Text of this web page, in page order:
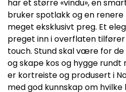
har et større «vindu», en
bruker spotlakk og en
meget eksklusivt preg. Et
preget inn i overflaten
touch. Stund skal være for
og skape kos og hygge rundt
er kortreiste og produsert i
med god kunnskap om